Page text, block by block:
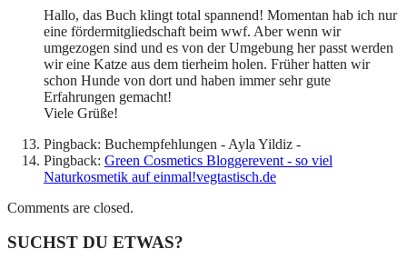
Hallo, das Buch klingt total spannend! Momentan hab ich nur
eine fördermitgliedschaft beim wwf. Aber wenn wir
umgezogen sind und es von der Umgebung her passt werden
wir eine Katze aus dem tierheim holen. Früher hatten wir
schon Hunde von dort und haben immer sehr gute
Erfahrungen gemacht!
Viele Grüße!
Pingback: Buchempfehlungen - Ayla Yildiz -
Pingback: Green Cosmetics Bloggerevent - so viel
Naturkosmetik auf einmal!vegtastisch.de
Comments are closed.
SUCHST DU ETWAS?